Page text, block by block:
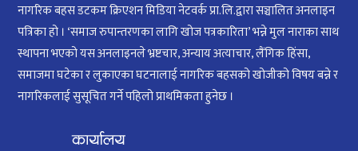
नागरिक बहस डटकम क्रिएशन मिडिया नेटवर्क प्रा.लि.द्वारा सञ्चालित अनलाइन
पत्रिका हो । ‘समाज रुपान्तरणका लागि खोज पत्रकारिता’ भन्ने मुल नाराका साथ
स्थापना भएको यस अनलाइनले भ्रष्टचार, अन्याय अत्याचार, लैंगिक हिंसा,
समाजमा घटेका र लुकाएका घटनालाई नागरिक बहसको खोजीको विषय बन्ने र
नागरिकलाई सुसूचित गर्ने पहिलो प्राथमिकता हुनेछ ।